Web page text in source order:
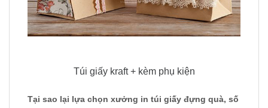
Túi giấy kraft + kèm phụ kiện
Tại sao lại lựa chọn xưởng in túi giấy đựng quà, số